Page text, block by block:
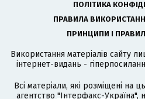
ПОЛІТИКА
ПРАВИЛА
ПРИНЦИПИ І
Використання матеріалів сайту
інтернет-видань -
Всі матеріали, які розміщені на
агентство "Інтерфакс-Україна",